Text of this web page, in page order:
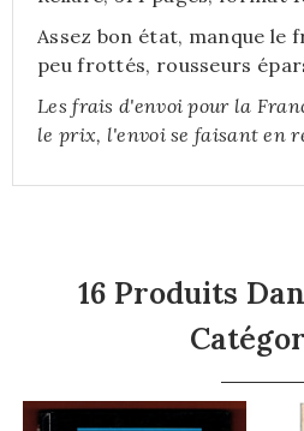
Assez bon état, manque le
peu frottés, rousseurs
Les frais d'envoi pour la
le prix, l'envoi se faisant en
16 Produits